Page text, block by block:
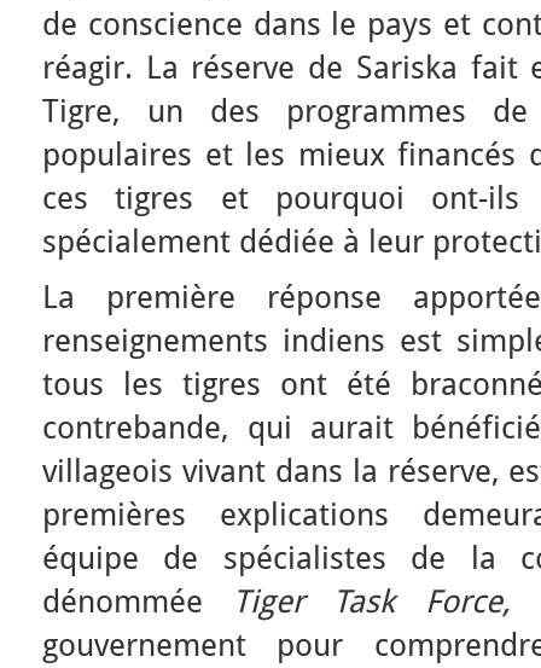
de conscience dans le pays et
réagir. La réserve de Sariska
Tigre, un des programmes
populaires et les mieux financés
ces tigres et pourquoi ont-ils
spécialement dédiée à leur
La première réponse
renseignements indiens est
tous les tigres ont été
contrebande, qui aurait
villageois vivant dans la réserve,
premières explications
équipe de spécialistes de la
dénommée
Tiger Task Force,
gouvernement pour